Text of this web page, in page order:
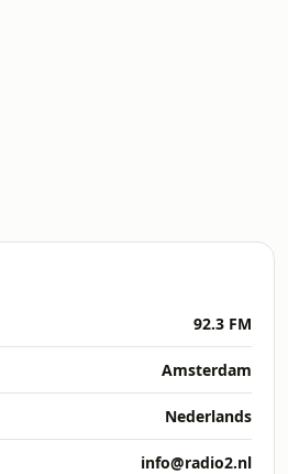
92.3 FM
Amsterdam
Nederlands
info@radio2.nl